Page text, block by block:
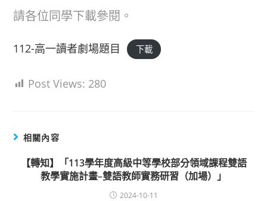
請各位同學下載參閱。
112-高一讀者劇場題目 下載
Post Views: 280
相關內容
【轉知】「113學年度高級中等學校部分領域課程雙語
教學實施計畫–雙語教師實務研習（加場）」
2024-10-11